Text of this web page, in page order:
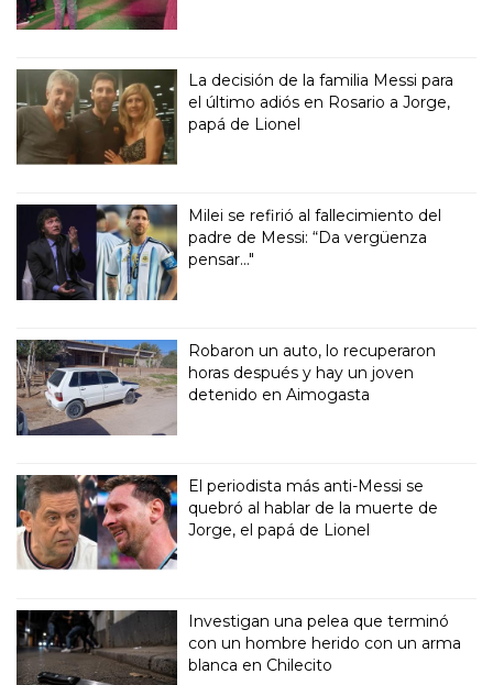
La decisión de la familia Messi para
el último adiós en Rosario a Jorge,
papá de Lionel
Milei se refirió al fallecimiento del
padre de Messi: “Da vergüenza
pensar..."
Robaron un auto, lo recuperaron
horas después y hay un joven
detenido en Aimogasta
El periodista más anti-Messi se
quebró al hablar de la muerte de
Jorge, el papá de Lionel
Investigan una pelea que terminó
con un hombre herido con un arma
blanca en Chilecito